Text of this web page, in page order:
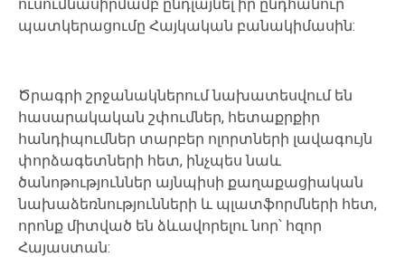
ուսումնասիրմամբ ընդլայնել իր ընդհանուր
պատկերացումը Հայկական բանակիմասին:
Ծրագրի շրջանակներում նախատեսվում են
հասարակական շփումներ, հետաքրքիր
հանդիպումներ տարբեր ոլորտների լավագույն
փորձագետների հետ, ինչպես նաև
ծանոթություններ այնպիսի քաղաքացիական
նախաձեռնությունների և պլատֆորմների հետ,
որոնք միտված են ձևավորելու նոր՝ հզոր
Հայաստան: